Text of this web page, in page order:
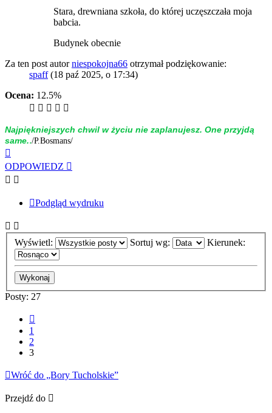
Stara, drewniana szkoła, do której uczęszczała moja
babcia.
Budynek obecnie
Za ten post autorniespokojna66 otrzymał podziękowanie:
spaff(18 paź 2025, o 17:34)
Ocena: 12.5%
Naj­piękniej­szych chwil w życiu nie zap­la­nujesz. One przyjdą
same../P.Bosmans/
górę
ODPOWIEDZ
Podgląd wydruku
Wyświetl: Sortuj wg: Kierunek:
Posty: 27
1
2
3
Wróć do „Bory Tucholskie”
Przejdź do